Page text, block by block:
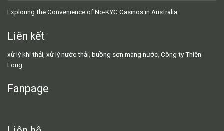
Exploring the Convenience of No-KYC Casinos in Australia
Liên kết
xử lý khí thải xử lý nước thải buồng sơn màng nước Công ty Thiên
Long
Fanpage